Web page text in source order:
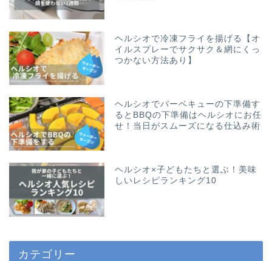
ヘルシオで冷凍フライを揚げる【オ
イルスプレーでサクサク＆網にくっ
つかない方法あり】
ヘルシオでバーベキューの下準備す
るとBBQの下準備はヘルシオにお任
せ！当日がスムーズになる仕込み術
ヘルシオ×子どもたちと選ぶ！美味
しいレシピランキング10
カテゴリー